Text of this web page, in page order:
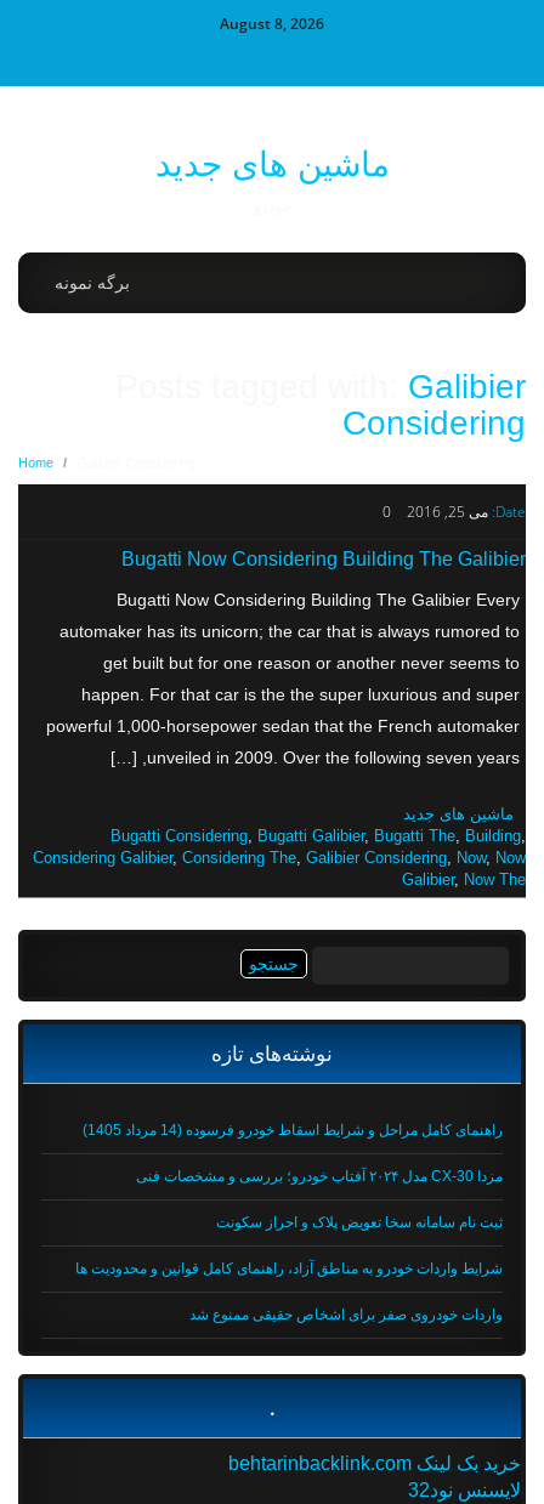
August 8, 2026
ماشین های جدید
برگه نمونه
Posts tagged with:Galibier
Considering
Home
Date: می 25, 2016 0
Bugatti Now Considering Building The Galibier
Bugatti Now Considering Building The Galibier Every
automaker has its unicorn; the car that is always rumored to
get built but for one reason or another never seems to
happen. For that car is the the super luxurious and super
powerful 1,000-horsepower sedan that the French automaker
unveiled in 2009. Over the following seven years, […]
ماشین های جدید
Bugatti Considering,Bugatti Galibier,Bugatti The,Building
Considering Galibier,Considering The,Galibier Considering,Now,Now
Galibier,Now The
نوشته‌های تازه
راهنمای کامل مراحل و شرایط اسقاط خودرو فرسوده (14 مرداد 1405)
مزدا CX-30 مدل ۲۰۲۴ آفتاب خودرو؛ بررسی و مشخصات فنی
ثبت نام سامانه سخا تعویض پلاک و احراز سکونت
شرایط واردات خودرو به مناطق آزاد، راهنمای کامل قوانین و محدودیت ها
واردات خودروی صفر برای اشخاص حقیقی ممنوع شد
خرید بک لینک behtarinbacklink.com
لایسنس نود32